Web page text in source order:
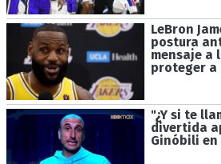
LeBron
postura
mensaje a
proteger a
"¿Y si te
divertida
Ginóbili en